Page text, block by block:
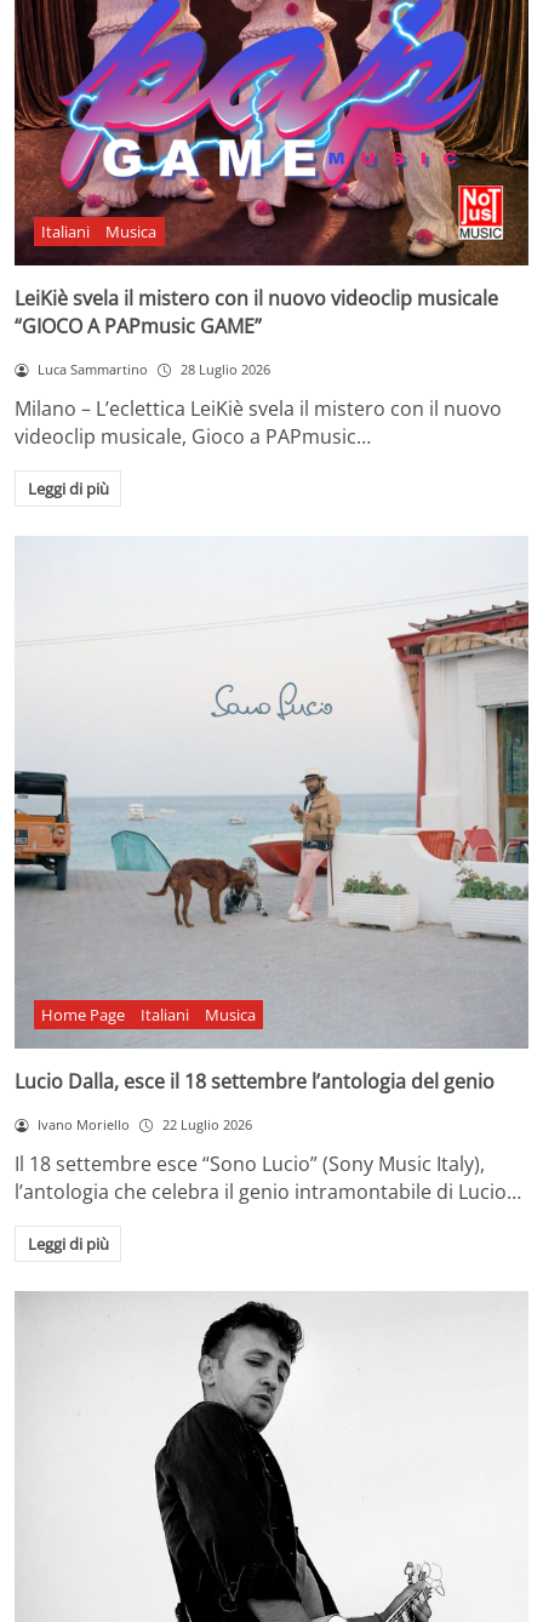
Italiani Musica
LeiKiè svela il mistero con il nuovo videoclip musicale
“GIOCO A PAPmusic GAME”
Luca Sammartino 28 Luglio 2026
Milano – L’eclettica LeiKiè svela il mistero con il nuovo
videoclip musicale, Gioco a PAPmusic…
Leggi di più
Home Page Italiani Musica
Lucio Dalla, esce il 18 settembre l’antologia del genio
Ivano Moriello 22 Luglio 2026
Il 18 settembre esce “Sono Lucio” (Sony Music Italy),
l’antologia che celebra il genio intramontabile di Lucio…
Leggi di più